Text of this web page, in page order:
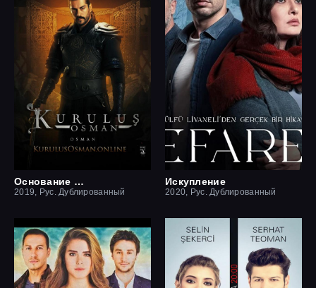
Основание Осман
2019, Рус. Дублированный
Искупление
2020, Рус. Дублированный